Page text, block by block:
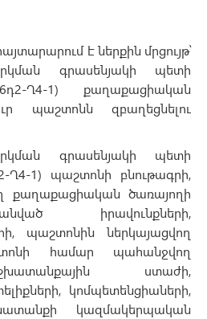
ԽՈՐՀՈՒՐԴ
ՄԵԶ ՀԵՏ
է ներքին մրցույթ՝
գրասենյակի պետի
Ղ4-1) քաղաքացիական
պաշտոնն զբաղեցնելու
գրասենյակի պետի
Ղ4-1) պաշտոնի բնութագրի,
քաղաքացիական ծառայողի
իրավունքների,
պաշտոնին ներկայացվող
համար պահանջվող
ստաժի,
կոմպետենցիաների,
կազմակերպական
Login